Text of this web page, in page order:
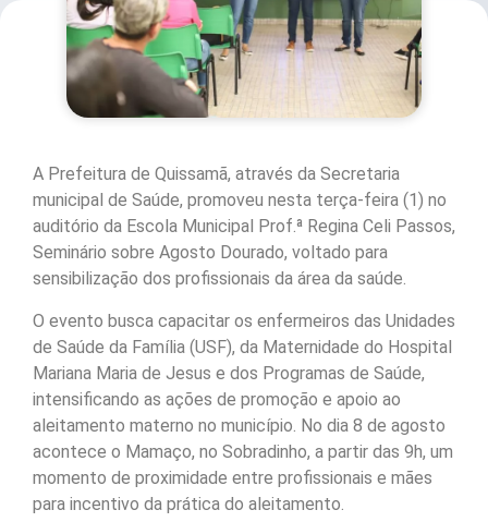
A Prefeitura de Quissamã, através da Secretaria
municipal de Saúde, promoveu nesta terça-feira (1) no
auditório da Escola Municipal Prof.ª Regina Celi Passos,
Seminário sobre Agosto Dourado, voltado para
sensibilização dos profissionais da área da saúde.
O evento busca capacitar os enfermeiros das Unidades
de Saúde da Família (USF), da Maternidade do Hospital
Mariana Maria de Jesus e dos Programas de Saúde,
intensificando as ações de promoção e apoio ao
aleitamento materno no município. No dia 8 de agosto
acontece o Mamaço, no Sobradinho, a partir das 9h, um
momento de proximidade entre profissionais e mães
para incentivo da prática do aleitamento.